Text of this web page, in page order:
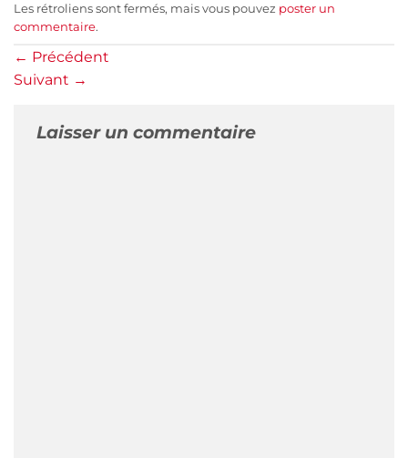
Les rétroliens sont fermés, mais vous pouvez poster un
commentaire.
← Précédent
Suivant →
Laisser un commentaire